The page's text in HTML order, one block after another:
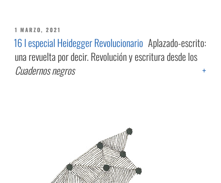
PUBLICADO
EL
1 MARZO, 2021
16 I especial Heidegger Revolucionario Aplazado-escrito:
una revuelta por decir. Revolución y escritura desde los
Cuadernos negros
+